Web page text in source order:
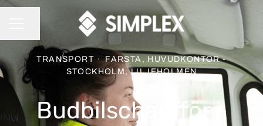
TRANSPORT · FARSTA, HUVUDKONTOR -
STOCKHOLM, LILJEHOLMEN
Budbilschaufför -